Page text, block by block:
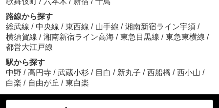
路線から探す
総武線 / 中央線 / 東西線 / 山手線 / 湘南新宿ライン宇須 /
横須賀線 / 湘南新宿ライン高海 / 東急目黒線 / 東急東横線 /
都営大江戸線
駅から探す
中野 / 高円寺 / 武蔵小杉 / 目白 / 新丸子 / 西船橋 / 西小山 /
白楽 / 自由が丘 / 東白楽